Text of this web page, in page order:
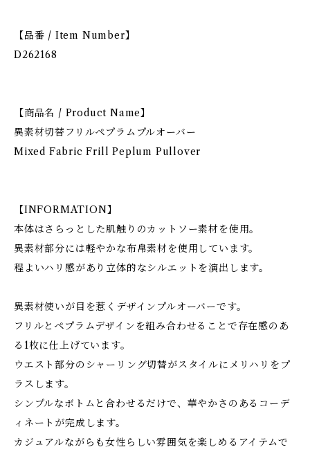
【品番 / Item Number】
D262168
【商品名 / Product Name】
異素材切替フリルペプラムプルオーバー
Mixed Fabric Frill Peplum Pullover
【INFORMATION】
本体はさらっとした肌触りのカットソー素材を使用。
異素材部分には軽やかな布帛素材を使用しています。
程よいハリ感があり立体的なシルエットを演出します。
異素材使いが目を惹くデザインプルオーバーです。
フリルとペプラムデザインを組み合わせることで存在感のあ
る1枚に仕上げています。
ウエスト部分のシャーリング切替がスタイルにメリハリをプ
ラスします。
シンプルなボトムと合わせるだけで、華やかさのあるコーデ
ィネートが完成します。
カジュアルながらも女性らしい雰囲気を楽しめるアイテムで